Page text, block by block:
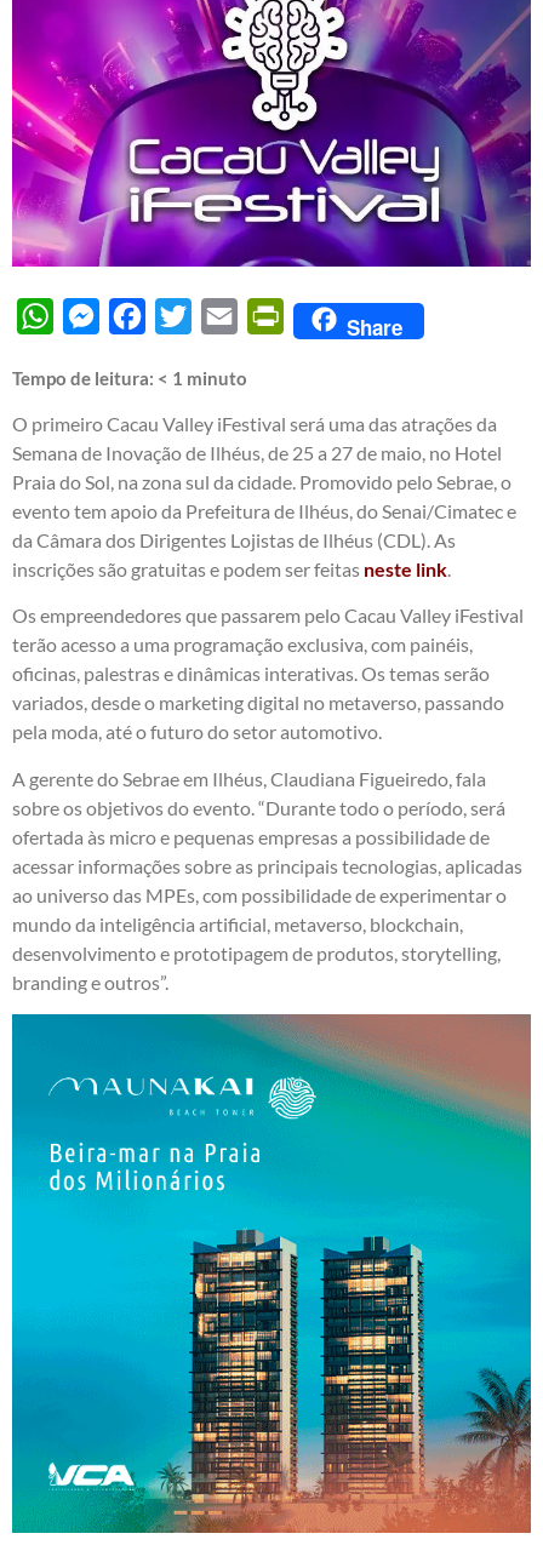
WhatsAppMessengerFacebook
Twitter Email PrintFriendly
Share
Tempo de leitura: < 1 minuto
O primeiro Cacau Valley iFestival será uma das atrações da
Semana de Inovação de Ilhéus, de 25 a 27 de maio, no Hotel
Praia do Sol, na zona sul da cidade. Promovido pelo Sebrae, o
evento tem apoio da Prefeitura de Ilhéus, do Senai/Cimatec e
da Câmara dos Dirigentes Lojistas de Ilhéus (CDL). As
inscrições são gratuitas e podem ser feitas neste link
Os empreendedores que passarem pelo Cacau Valley iFestival
terão acesso a uma programação exclusiva, com painéis,
oficinas, palestras e dinâmicas interativas. Os temas serão
variados, desde o marketing digital no metaverso, passando
pela moda, até o futuro do setor automotivo.
A gerente do Sebrae em Ilhéus, Claudiana Figueiredo, fala
sobre os objetivos do evento. “Durante todo o período, será
ofertada às micro e pequenas empresas a possibilidade de
acessar informações sobre as principais tecnologias, aplicadas
ao universo das MPEs, com possibilidade de experimentar o
mundo da inteligência artificial, metaverso, blockchain,
desenvolvimento e prototipagem de produtos, storytelling,
branding e outros”.